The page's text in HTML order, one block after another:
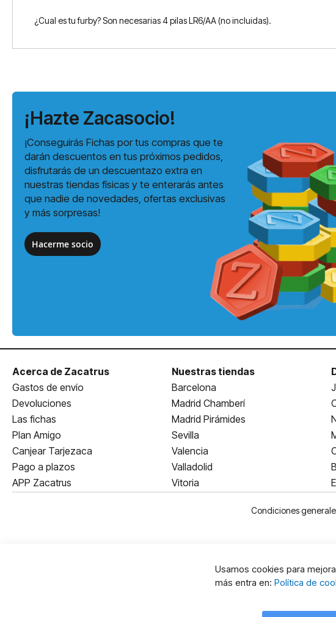
¿Cual es tu furby? Son necesarias 4 pilas LR6/AA (no incluidas).
¡Hazte Zacasocio!
¡Conseguirás Fichas por tus compras que te
darán descuentos en tus próximos pedidos,
disfrutarás de un descuentazo extra en
nuestras tiendas físicas y te enterarás antes
que nadie de novedades, ofertas exclusivas
y más sorpresas!
Hacerme socio
Acerca de Zacatrus
Gastos de envío
Devoluciones
Las fichas
Plan Amigo
Canjear Tarjezaca
Pago a plazos
APP Zacatrus
Nuestras tiendas
Barcelona
Madrid Chamberí
Madrid Pirámides
Sevilla
Valencia
Valladolid
Vitoria
Condiciones
Usamos cookies para
más entra en: Política de